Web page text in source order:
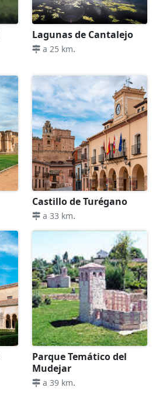
Lagunas de Cantalejo
a 25 km.
Castillo de Turégano
a 33 km.
Parque Temático del
Mudejar
a 39 km.